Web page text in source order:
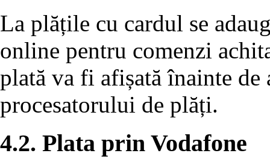
La plățile cu cardul se
online pentru comenzi
plată va fi afișată înainte
procesatorului de plăți.
4.2. Plata prin Vodafone